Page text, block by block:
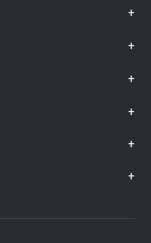
+
+
+
+
+
+